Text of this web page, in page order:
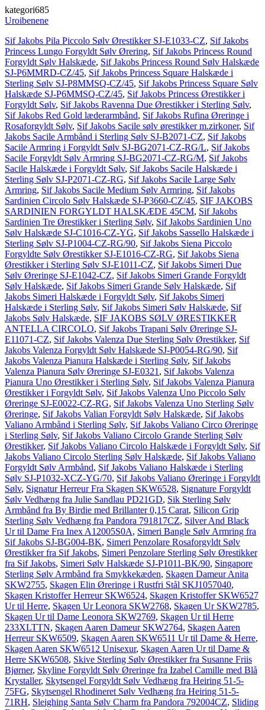
kategori685
Uroibenene
Sif Jakobs Pila Piccolo Sølv Ørestikker SJ-E1033-CZ, Sif Jakobs
Princess Lungo Forgyldt Sølv Ørering, Sif Jakobs Princess Round
Forgyldt Sølv Halskæde, Sif Jakobs Princess Round Sølv Halskæde
SJ-P6MMRD-CZ/45, Sif Jakobs Princess Square Halskæde i
Sterling Sølv SJ-P8MMSQ-CZ/45, Sif Jakobs Princess Square Sølv
Halskæde SJ-P6MMSQ-CZ/45, Sif Jakobs Princess Ørestikker i
Forgyldt Sølv, Sif Jakobs Ravenna Due Ørestikker i Sterling Sølv,
Sif Jakobs Red Gold læderarmbånd, Sif Jakobs Rufina Øreringe i
Rosaforgyldt Sølv, Sif Jakobs Sacile sølv ørestikker m.zirkoner, Sif
Jakobs Sacile Armbånd i Sterling Sølv SJ-B2071-CZ, Sif Jakobs
Sacile Armring i Forgyldt Sølv SJ-BG2071-CZ-RG/L, Sif Jakobs
Sacile Forgyldt Sølv Armring SJ-BG2071-CZ-RG/M, Sif Jakobs
Sacile Halskæde i Forgyldt Sølv, Sif Jakobs Sacile Halskæde i
Sterling Sølv SJ-P2071-CZ-RG, Sif Jakobs Sacile Large Sølv
Armring, Sif Jakobs Sacile Medium Sølv Armring, Sif Jakobs
Sardinien Circolo Sølv Halskæde SJ-P3660-CZ/45, SIF JAKOBS
SARDINIEN FORGYLDT HALSKÆDE 45CM, Sif Jakobs
Sardinien Tre Ørestikker i Sterling Sølv, Sif Jakobs Sardinien Uno
Sølv Halskæde SJ-C1016-CZ-YG, Sif Jakobs Sassello Halskæde i
Sterling Sølv SJ-P1004-CZ-RG/90, Sif Jakobs Siena Piccolo
Forgyldte Sølv Ørestikker SJ-E1016-CZ-RG, Sif Jakobs Siena
Ørestikker i Sterling Sølv SJ-E1011-CZ, Sif Jakobs Simeri Due
Sølv Øreringe SJ-E1042-CZ, Sif Jakobs Simeri Grande Forgyldt
Sølv Halskæde, Sif Jakobs Simeri Grande Sølv Halskæde, Sif
Jakobs Simeri Halskæde i Forgyldt Sølv, Sif Jakobs Simeri
Halskæde i Sterling Sølv, Sif Jakobs Simeri Sølv Halskæde, Sif
Jakobs Sølv Halskæde, SIF JAKOBS SØLV ØRESTIKKER
ANTELLA CIRCOLO, Sif Jakobs Trapani Sølv Øreringe SJ-
E11071-CZ, Sif Jakobs Valenza Due Sterling Sølv Ørestikker, Sif
Jakobs Valenza Forgyldt Sølv Halskæde SJ-P0054-RG/90, Sif
Jakobs Valenza Pianura Halskæde i Sterling Sølv, Sif Jakobs
Valenza Pianura Sølv Øreringe SJ-E0321 , Sif Jakobs Valenza
Pianura Uno Ørestikker i Sterling Sølv, Sif Jakobs Valenza Pianura
Ørestikker i Forgyldt Sølv, Sif Jakobs Valenza Uno Piccolo Sølv
Øreringe SJ-E0022-CZ-RG, Sif Jakobs Valenza Uno Sterling Sølv
Øreringe, Sif Jakobs Valian Forgyldt Sølv Halskæde, Sif Jakobs
Valiano Armbånd i Sterling Sølv, Sif Jakobs Valiano Circo Øreringe
i Sterling Sølv, Sif Jakobs Valiano Circolo Grande Sterling Sølv
Ørestikker, Sif Jakobs Valiano Circolo Halskæde i Forgyldt Sølv, Sif
Jakobs Valiano Circolo Sterling Sølv Halskæde, Sif Jakobs Valiano
Forgyldt Sølv Armbånd, Sif Jakobs Valiano Halskæde i Sterling
Sølv SJ-P1032-XCZ-YG/70, Sif Jakobs Valiano Øreringe i Forgyldt
Sølv, Signatur Herreur Fra Skagen SKW6528, Signature Forgyldt
Sølv Vedhæng fra Julie Sandlau PD21GD, Sik Sterling Sølv
Armbånd fra By Birdie med Brillanter 0,15 Carat, Silicon Grip
Sterling Sølv Vedhæng fra Pandora 791817CZ, Silver And Black
Ur til Dame Fra Inex A12005S0A, Simeri Bangle Sølv Armring fra
Sif Jakobs SJ-BG004-BK, Simeri Penzolare Rosaforgyldt Sølv
Ørestikker fra Sif Jakobs, Simeri Penzolare Sterling Sølv Ørestikker
fra Sif Jakobs, Simeri Sølv Halskæde SJ-P1011-BK/90, Singapore
Sterling Sølv Armbånd fra Smykkekæden, Skagen Dameur Anita
SKW2755, Skagen Elin Øreringe i Rustfri Stål SKJ1057040,
Skagen Kristoffer Herreur SKW6524, Skagen Kristoffer SKW6527
Ur til Herre, Skagen Ur Leonora SKW2768, Skagen Ur SKW2785,
Skagen Ur til Dame Leonora SKW2769, Skagen Ur til Herre
233XLTTN, Skagen Aaren Dameur SKW2764, Skagen Aaren
Herreur SKW6509, Skagen Aaren SKW6511 Ur til Dame & Herre,
Skagen Aaren SKW6512 Unisexur, Skagen Aaren Ur til Dame &
Herre SKW6508, Skive Sterling Sølv Ørestikker fra Susanne Friis
Bjørner, Skyline Forgyldt Sølv Øreringe fra Izabel Camille med Blå
Krystaller, Skytsengel Forgyldt Sølv Vedhæng fra Heiring 51-5-
75FG, Skytsengel Rhodineret Sølv Vedhæng fra Heiring 51-5-
71RH, Sleighing Santa Sølv Charm fra Pandora 792004CZ, Sliding